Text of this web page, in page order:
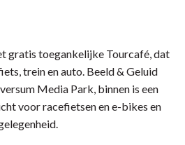
gratis toegankelijke Tourcafé, dat
trein en auto. Beeld & Geluid
Media Park, binnen is een
voor racefietsen en e-bikes en